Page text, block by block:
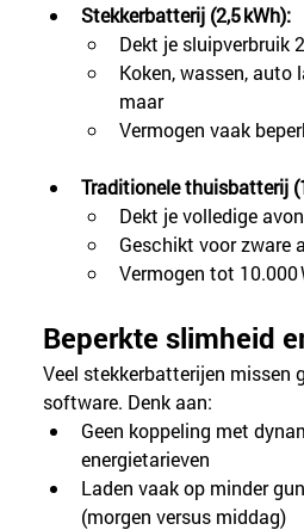
Stekkerbatterij (2,5 kWh):
Dekt je sluipverbruik
Koken, wassen, auto
maar
Vermogen vaak
Traditionele thuisbatterij
Dekt je volledige
Geschikt voor zware
Vermogen tot 10.000
Beperkte slimheid
Veel stekkerbatterijen missen
software. Denk aan:
Geen koppeling met
energietarieven
Laden vaak op minder
(morgen versus middag)